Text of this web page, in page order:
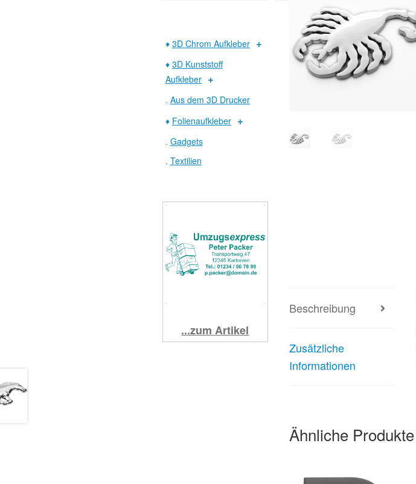
Beschreibung
Zusätzliche
Informationen
Ähnliche Produkte
♦ 3D Chrom Aufkleber
♦ 3D Kunststoff
Aufkleber
. Aus dem 3D Drucker
♦ Folienaufkleber
. Gadgets
. Textilien
...zum Artikel